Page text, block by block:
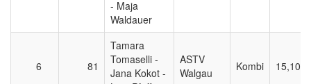
- Maja
Waldauer
6 81
Tamara
Tomaselli -
Jana Kokot -
ASTV
Walgau
Kombi 15,100